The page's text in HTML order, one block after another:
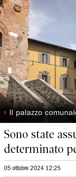
◗ Il palazzo
Sono state
determinato
05 ottobre 2024 12:25